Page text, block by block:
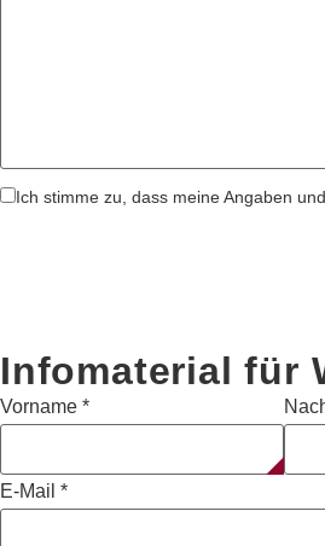
Ich stimme zu, dass meine Angaben
Infomaterial für
Vorname *
E-Mail *